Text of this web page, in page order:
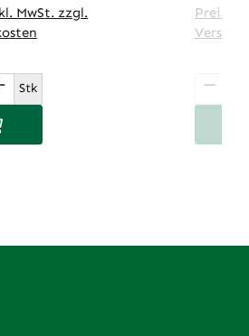
MwSt. zzgl.
Anzahl: Gib den
Stk
Warenkorb
Preise